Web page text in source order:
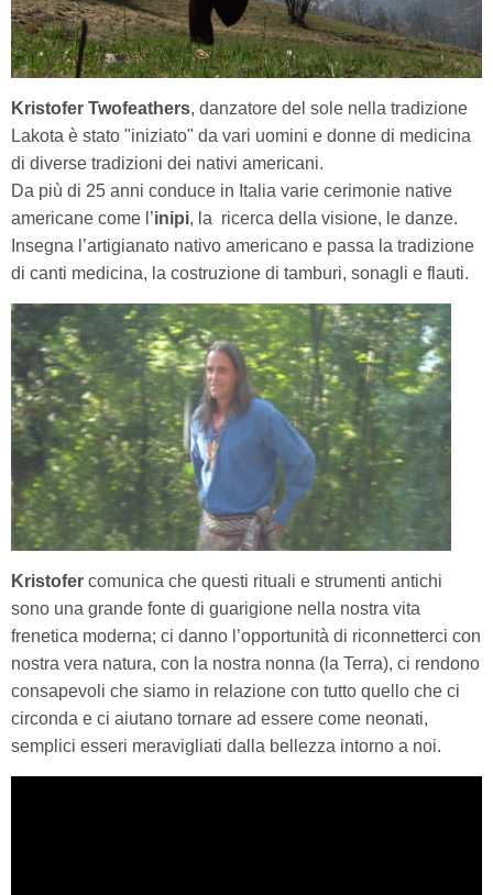
Kristofer Twofeathers, danzatore del sole nella tradizione
Lakota è stato "iniziato" da vari uomini e donne di medicina
di diverse tradizioni dei nativi americani.
Da più di 25 anni conduce in Italia varie cerimonie native
americane come l’inipi, la ricerca della visione, le danze.
Insegna l’artigianato nativo americano e passa la tradizione
di canti medicina, la costruzione di tamburi, sonagli e flauti.
Kristofer comunica che questi rituali e strumenti antichi
sono una grande fonte di guarigione nella nostra vita
frenetica moderna; ci danno l’opportunità di riconnetterci con
nostra vera natura, con la nostra nonna (la Terra), ci rendono
consapevoli che siamo in relazione con tutto quello che ci
circonda e ci aiutano tornare ad essere come neonati,
semplici esseri meravigliati dalla bellezza intorno a noi.